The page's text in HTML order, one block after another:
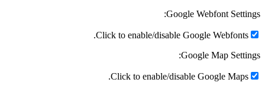
Google Webfont Settings:
Click to enable/disable Google Webfonts.
Google Map Settings:
Click to enable/disable Google Maps.